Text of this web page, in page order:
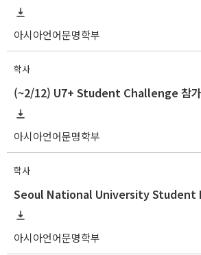
아시아언어문명학부
학사
(~2/12) U7+ Student Challenge 참가
아시아언어문명학부
학사
아시아언어문명학부